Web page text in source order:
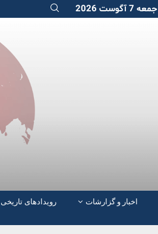
جمعه 7 آگوست 2026
اخبار و گزارشات رویدادهای تاریخی